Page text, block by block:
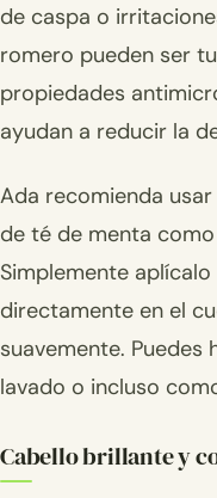
de caspa o
romero pueden ser
propiedades
ayudan a reducir la
Ada recomienda
de té de menta
Simplemente
directamente en el
suavemente. Puedes
lavado o incluso
Cabello brillante y